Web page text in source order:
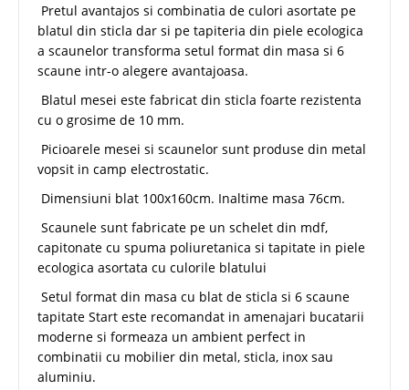
Pretul avantajos si combinatia de culori asortate pe
blatul din sticla dar si pe tapiteria din piele ecologica
a scaunelor transforma setul format din masa si 6
scaune intr-o alegere avantajoasa.
Blatul mesei este fabricat din sticla foarte rezistenta
cu o grosime de 10 mm.
Picioarele mesei si scaunelor sunt produse din metal
vopsit in camp electrostatic.
Dimensiuni blat 100x160cm. Inaltime masa 76cm.
Scaunele sunt fabricate pe un schelet din mdf,
capitonate cu spuma poliuretanica si tapitate in piele
ecologica asortata cu culorile blatului
Setul format din masa cu blat de sticla si 6 scaune
tapitate Start este recomandat in amenajari bucatarii
moderne si formeaza un ambient perfect in
combinatii cu mobilier din metal, sticla, inox sau
aluminiu.